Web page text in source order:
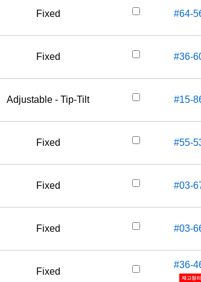
Fixed #64-
Fixed #36-
Adjustable - Tip-Tilt #15-
Fixed #55-
Fixed #03-
Fixed #03-
Fixed
#36-
재고정리